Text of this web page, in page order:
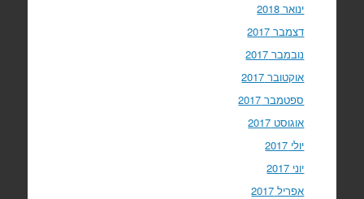
ינואר 2018
דצמבר 2017
נובמבר 2017
אוקטובר 2017
ספטמבר 2017
אוגוסט 2017
יולי 2017
יוני 2017
אפריל 2017